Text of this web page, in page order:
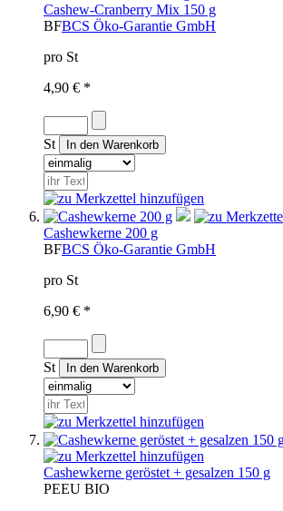
Cashew-Cranberry Mix 150 g
BFBCS Öko-Garantie GmbH
pro St
4,90 € *
St
Cashewkerne 200 g
BFBCS Öko-Garantie GmbH
pro St
6,90 € *
St
Cashewkerne geröstet + gesalzen 150 g
PEEU BIO